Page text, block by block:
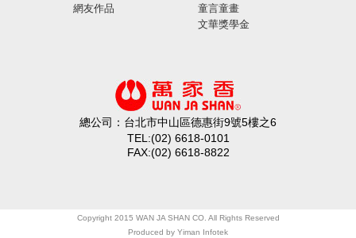
網友作品
童言童畫
文華獎學金
總公司：台北市中山區德惠街9號5樓之6
TEL:(02) 6618-0101
FAX:(02) 6618-8822
Copyright 2015 WAN JA SHAN CO. All Rights Reserved
Produced by Yiman Infotek